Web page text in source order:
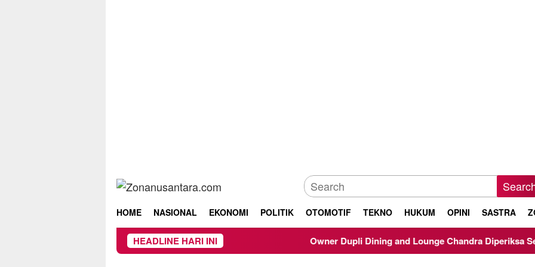
HOME NASIONAL EKONOMI POLITIK OTOMOTIF TEKNO HUKUM OPINI SASTRA
HEADLINE HARI INI Owner Dupli Dining and Lounge Chandra Diperiksa Sebagai